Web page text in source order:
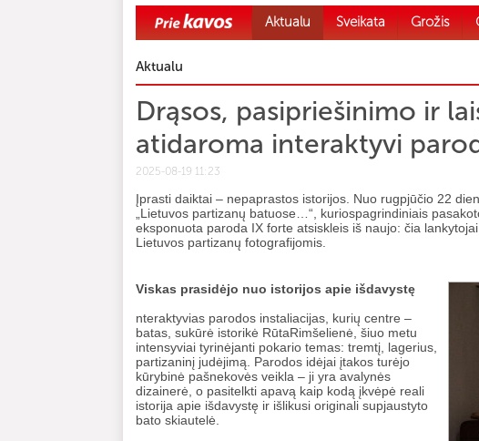
Aktualu Sveikata Grožis
Aktualu
Drąsos, pasipriešinimo ir
atidaroma interaktyvi
2025-08-19 11:23
Įprasti daiktai – nepaprastos istorijos. Nuo rugpjūčio 22
„Lietuvos partizanų batuose…“, kuriospagrindiniais
eksponuota paroda IX forte atsiskleis iš naujo: čia
Lietuvos partizanų fotografijomis.
Viskas prasidėjo nuo istorijos apie išdavystę
nteraktyvias parodos instaliacijas, kurių centre –
batas, sukūrė istorikė RūtaRimšelienė, šiuo metu
intensyviai tyrinėjanti pokario temas: tremtį, lagerius,
partizaninį judėjimą. Parodos idėjai įtakos turėjo
kūrybinė pašnekovės veikla – ji yra avalynės
dizainerė, o pasitelkti apavą kaip kodą įkvėpė reali
istorija apie išdavystę ir išlikusi originali supjaustyto
bato skiautelė.